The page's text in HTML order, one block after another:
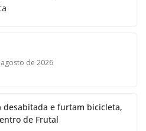
de 2026
desabitada e furtam bicicleta,
de Frutal